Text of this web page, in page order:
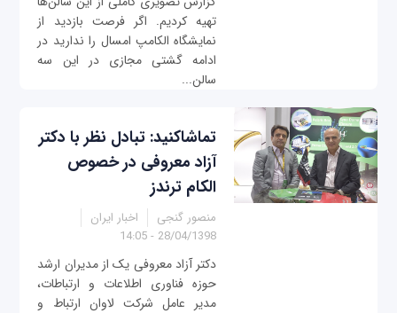
تهیه کردیم. اگر فرصت بازدید از
نمایشگاه الکامپ امسال را ندارید در
ادامه گشتی مجازی در این سه
سالن...
تماشاکنید: تبادل نظر با دکتر
آزاد معروفی در خصوص
الکام ترندز
منصور گنجی
اخبار ایران
28/04/1398 - 14:05
دکتر آزاد معروفی یک از مدیران ارشد
حوزه فناوری اطلاعات و ارتباطات،
مدیر عامل شرکت لاوان ارتباط و